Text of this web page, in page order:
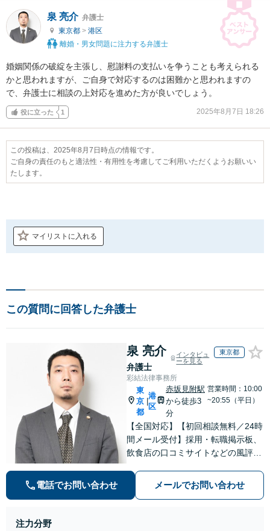
泉 亮介 弁護士
東京都 > 港区
離婚・男女問題に注力する弁護士
婚姻関係の破綻を主張し、慰謝料の支払いを争うことも考えられる
かと思われますが、ご自身で対応するのは困難かと思われますの
で、弁護士に相談の上対応を進めた方が良いでしょう。
役に立った 1 2025年8月7日 18:26
この投稿は、2025年8月7日時点の情報です。
ご自身の責任のもと適法性・有用性を考慮してご利用いただくようお願いい
たします。
マイリストに入れる
この質問に回答した弁護士
泉 亮介
弁護士
インタビュ
ーを見る
東京都
彩結法律事務所
東
京
都
港
区
赤坂見附駅
から徒歩3
分
営業時間：10:00
~20:55（平日）
【全国対応】【初回相談無料／24時
間メール受付】採用・転職掲示板、
飲食店の口コミサイトなどの風評被
の種類を問わず相談可。可能な限り
早期対応で駆けつけサポート【労
電話でお問い合わせ メールでお問い合わせ
注力分野